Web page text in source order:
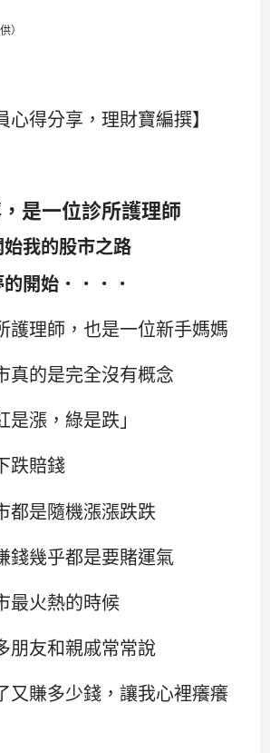
）
心得分享，理財寶編撰】
是一位診所護理師
我的股市之路
開始．．．．
護理師，也是一位新手媽媽
真的是完全沒有概念
漲，綠是跌」
跌賠錢
都是隨機漲漲跌跌
錢幾乎都是要賭運氣
最火熱的時候
朋友和親戚常常說
又賺多少錢，讓我心裡癢癢